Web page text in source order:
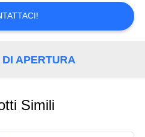
APERTURA
Simili